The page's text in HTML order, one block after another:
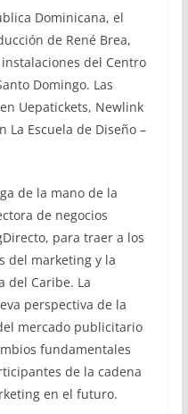
Dominicana, el
de René Brea,
del Centro
Domingo. Las
Uepatickets, Newlink
La Escuela de Diseño –
de la mano de la
de negocios
para traer a los
del marketing y la
del Caribe. La
perspectiva de la
mercado publicitario
fundamentales
de la cadena
en el futuro.